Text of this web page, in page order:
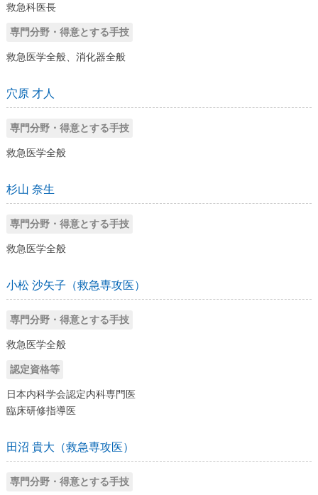
救急科医長
専門分野・得意とする手技
救急医学全般、消化器全般
穴原 才人
専門分野・得意とする手技
救急医学全般
杉山 奈生
専門分野・得意とする手技
救急医学全般
小松 沙矢子（救急専攻医）
専門分野・得意とする手技
救急医学全般
認定資格等
日本内科学会認定内科専門医
臨床研修指導医
田沼 貴大（救急専攻医）
専門分野・得意とする手技